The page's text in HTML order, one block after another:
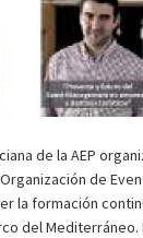
de la AEP
de
la formación
del Mediterráneo.